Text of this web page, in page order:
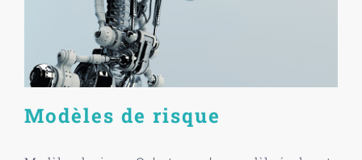
Modèles de risque